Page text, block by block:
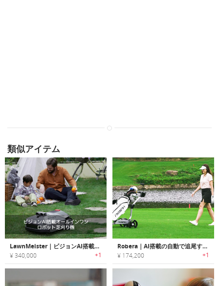
類似アイテム
LawnMeister｜ビジョンAI搭載オールインワンロボット芝刈り機「ローンマイスター」
¥ 340,000 +1
Robera｜AI搭載の自動で追尾するゴルフバッグ
¥ 174,200 +1